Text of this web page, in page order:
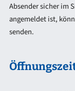
Absender sicher im
angemeldet ist,
senden.